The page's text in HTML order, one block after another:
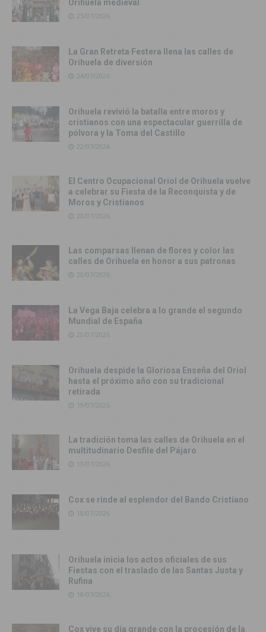
Orihuela medieval
25/07/2026
La Gran Retreta Festera llena las calles de
Orihuela de diversión
24/07/2026
Orihuela revivió la batalla entre moros y
cristianos con una espectacular guerrilla de
pólvora y la Toma del Castillo
22/07/2026
El Centro Ocupacional Oriol de Orihuela vuelve
a celebrar su Fiesta de la Reconquista y de
Moros y Cristianos
20/07/2026
Las comparsas llenan de flores y color las
calles de Orihuela en honor a sus patronas
20/07/2026
La Vega Baja celebra a lo grande el segundo
Mundial de España
20/07/2026
Orihuela despide la Gloriosa Enseña del Oriol
hasta el próximo año con su tradicional
retirada
19/07/2026
La tradición toma las calles de Orihuela en el
multitudinario Desfile del Pájaro
19/07/2026
Cox se rinde al esplendor del Bando Cristiano
18/07/2026
Orihuela inicia los actos oficiales de sus
Fiestas con el traslado de las Santas Justa y
Rufina
18/07/2026
Cox vive su día grande con la procesión de la